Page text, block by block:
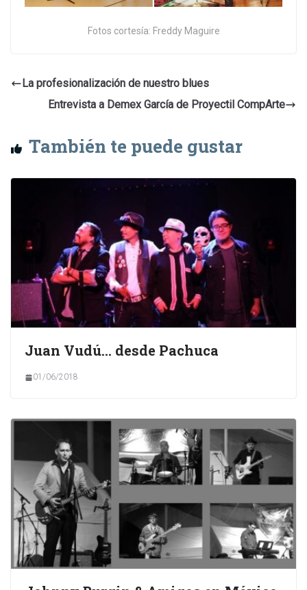
Fotos cortesía: Freddy Maguire
La profesionalización de nuestro blues
Entrevista a Demex García de Proyectil CompArte
También te puede gustar
Juan Vudú… desde Pachuca
01/06/2018